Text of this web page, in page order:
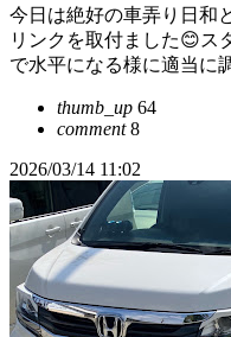
今日は絶好の車弄り日和
リンクを取付ました😊ス
で水平になる様に適当に
thumb_up 64
comment8
2026/03/14 11:02